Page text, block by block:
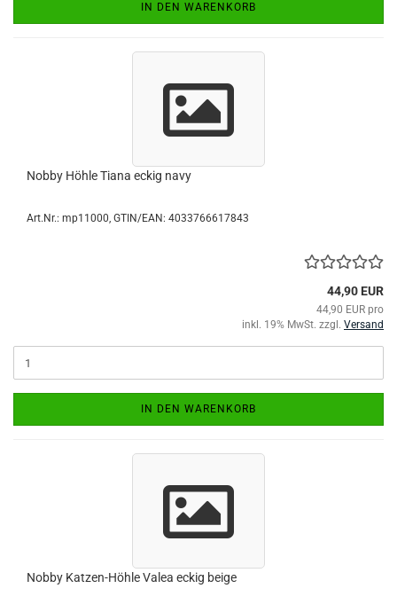
IN DEN WARENKORB
Nobby Höhle Tiana eckig navy
Art.Nr.: mp11000 GTIN/EAN: 4033766617843
44,90 EUR
44,90 EUR pro
inkl. 19% MwSt. zzgl. Versand
IN DEN WARENKORB
Nobby Katzen-Höhle Valea eckig beige